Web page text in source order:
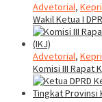
Advetorial, Kepri
Wakil Ketua I
Advetorial, Kepri
Komisi III Rapat